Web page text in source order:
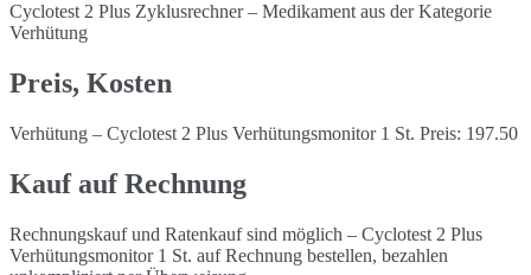
Cyclotest 2 Plus Zyklusrechner – Medikament aus der Kategorie
Verhütung
Preis, Kosten
Verhütung – Cyclotest 2 Plus Verhütungsmonitor 1 St. Preis: 197.50
Kauf auf Rechnung
Rechnungskauf und Ratenkauf sind möglich – Cyclotest 2 Plus
Verhütungsmonitor 1 St. auf Rechnung bestellen, bezahlen